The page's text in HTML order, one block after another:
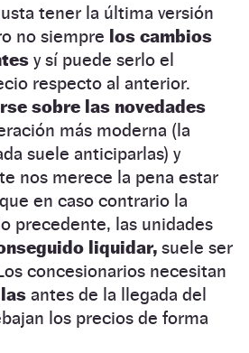
tener la última versión
no siempre los cambios
y sí puede serlo el
respecto al anterior.
sobre las novedades
más moderna (la
suele anticiparlas) y
nos merece la pena estar
en caso contrario la
precedente, las unidades
liquidar, suele ser
concesionarios necesitan
antes de la llegada del
los precios de forma